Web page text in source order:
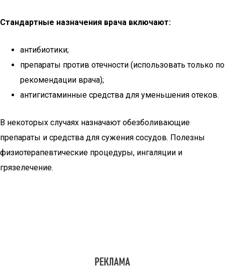
Стандартные назначения врача включают:
антибиотики;
препараты против отечности (использовать только по
рекомендации врача);
антигистаминные средства для уменьшения отеков.
В некоторых случаях назначают обезболивающие
препараты и средства для сужения сосудов. Полезны
физиотерапевтические процедуры, ингаляции и
грязелечение.